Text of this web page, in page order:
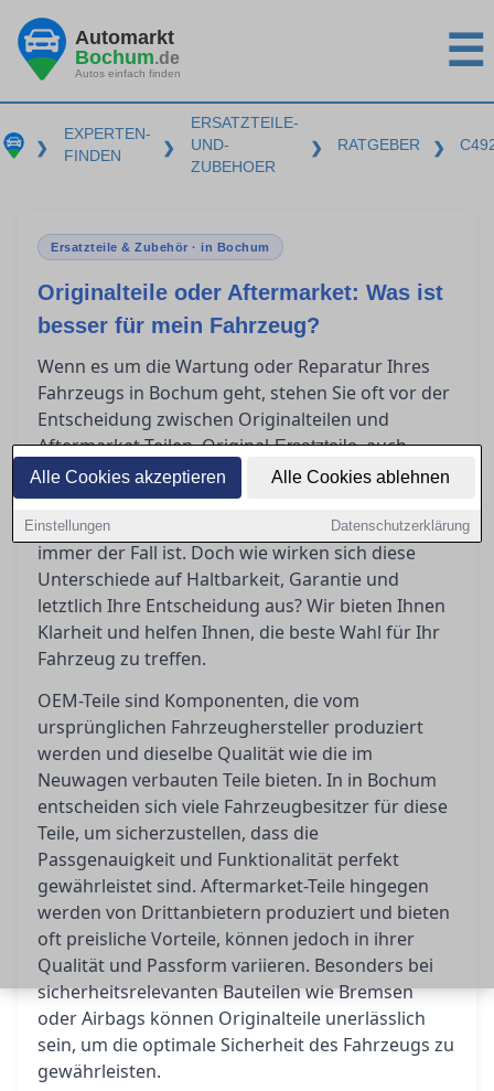
Alle Cookies akzeptieren Alle Cookies ablehnen
Einstellungen Datenschutzerklärung
Automarkt
Bochum.de
Autos einfach finden ☰
❯
EXPERTEN-
FINDEN
❯
ERSATZTEILE-
UND-
ZUBEHOER
❯ RATGEBER ❯
Ersatzteile & Zubehör · in Bochum
Originalteile oder Aftermarket: Was ist
besser für mein Fahrzeug?
Wenn es um die Wartung oder Reparatur Ihres
Fahrzeugs in Bochum geht, stehen Sie oft vor der
Entscheidung zwischen Originalteilen und
Aftermarket-Teilen. Original-Ersatzteile, auch
OEM-Teile genannt, stammen direkt vom
Fahrzeughersteller und garantieren
Passgenauigkeit, was bei Aftermarket-Teilen nicht
immer der Fall ist. Doch wie wirken sich diese
Unterschiede auf Haltbarkeit, Garantie und
letztlich Ihre Entscheidung aus? Wir bieten Ihnen
Klarheit und helfen Ihnen, die beste Wahl für Ihr
Fahrzeug zu treffen.
OEM-Teile sind Komponenten, die vom
ursprünglichen Fahrzeughersteller produziert
werden und dieselbe Qualität wie die im
Neuwagen verbauten Teile bieten. In in Bochum
entscheiden sich viele Fahrzeugbesitzer für diese
Teile, um sicherzustellen, dass die
Passgenauigkeit und Funktionalität perfekt
gewährleistet sind. Aftermarket-Teile hingegen
werden von Drittanbietern produziert und bieten
oft preisliche Vorteile, können jedoch in ihrer
Qualität und Passform variieren. Besonders bei
sicherheitsrelevanten Bauteilen wie Bremsen
oder Airbags können Originalteile unerlässlich
sein, um die optimale Sicherheit des Fahrzeugs zu
gewährleisten.